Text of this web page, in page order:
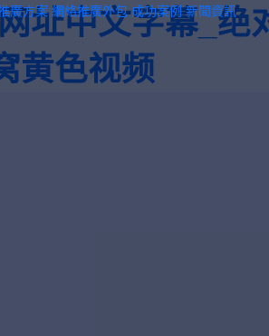
址中文字幕_绝
黄色视频
廣方案 網絡推廣外包 成功案例 新聞資訊